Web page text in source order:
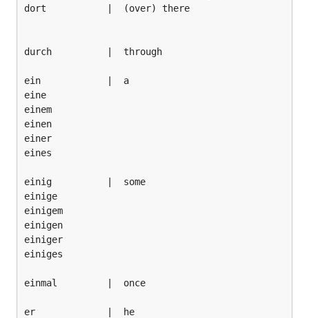
dort           |  (over) there
durch          |  through
ein            |  a
eine
einem
einen
einer
eines
einig          |  some
einige
einigem
einigen
einiger
einiges
einmal         |  once
er             |  he